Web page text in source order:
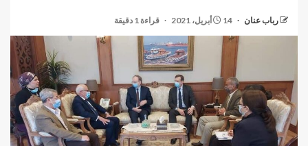
رباب عنان 14 أبريل، 2021 قراءة 1 دقيقة